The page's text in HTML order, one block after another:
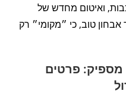
ואיטום מחדש של
טוב, כי ״מקומי״ רק
מספיק: פרטים